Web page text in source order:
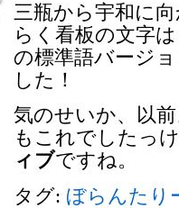
三瓶から宇和に
らく看板の文字
の標準語バージ
した！
気のせいか、以
もこれでしたっ
ィブですね。
タグ: ぼらんたり